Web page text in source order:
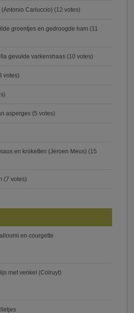
Carluccio) (12 votes)
groentjes en gedroogde ham (11
gevulde varkenshaas (10 votes)
votes)
asperges (5 votes)
en kroketten (Jeroen Meus) (15
(7 votes)
en courgette
met venkel (Colruyt)